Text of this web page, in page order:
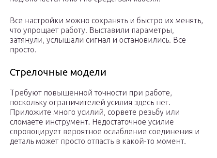
Все настройки можно сохранять и быстро их менять,
что упрощает работу. Выставили параметры,
затянули, услышали сигнал и остановились. Все
просто.
Стрелочные модели
Требуют повышенной точности при работе,
поскольку ограничителей усилия здесь нет.
Приложите много усилий, сорвете резьбу или
сломаете инструмент. Недостаточное усилие
спровоцирует вероятное ослабление соединения и
деталь может просто отпасть в какой-то момент.